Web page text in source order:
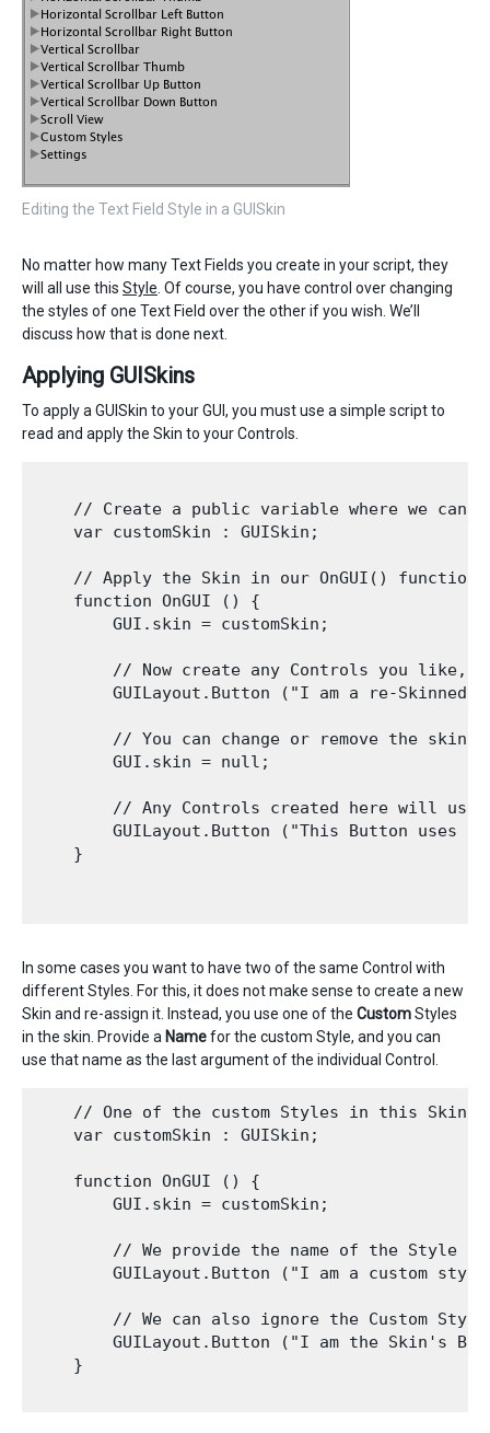
Editing the Text Field Style in a GUISkin
No matter how many Text Fields you create in your script, they
will all use this Style . Of course, you have control over changing
the styles of one Text Field over the other if you wish. We’ll
discuss how that is done next.
Applying GUISkins
To apply a GUISkin to your GUI, you must use a simple script to
read and apply the Skin to your Controls.
// Create a public variable where we can
    var customSkin : GUISkin;
    // Apply the Skin in our OnGUI() function
    function OnGUI () {
        GUI.skin = customSkin;
// Now create any Controls you like,
GUILayout.Button ("I am a re-Skinned
// You can change or remove the skin
        GUI.skin = null;
// Any Controls created here will use
GUILayout.Button ("This Button uses
    }
In some cases you want to have two of the same Control with
different Styles. For this, it does not make sense to create a new
Skin and re-assign it. Instead, you use one of the CustomStyles
in the skin. Provide a Namefor the custom Style, and you can
use that name as the last argument of the individual Control.
// One of the custom Styles in this Skin
    var customSkin : GUISkin;
    function OnGUI () {
        GUI.skin = customSkin;
// We provide the name of the Style
GUILayout.Button ("I am a custom
// We can also ignore the Custom
GUILayout.Button ("I am the Skin's
    }